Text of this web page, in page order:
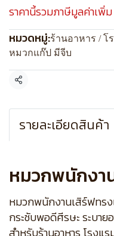
ราคานี้รวมภาษีมูลค่าเพิ่
หมวดหมู่:ร้านอาหาร / โ
หมวกแก๊ป มีจีบ
แชร์
รายละเอียดสินค้า
หมวกพนักงา
หมวกพนักงานเสิร์ฟทร
กระชับพอดีศีรษะ ระบาย
สำหรับร้านอาหาร โรงแ